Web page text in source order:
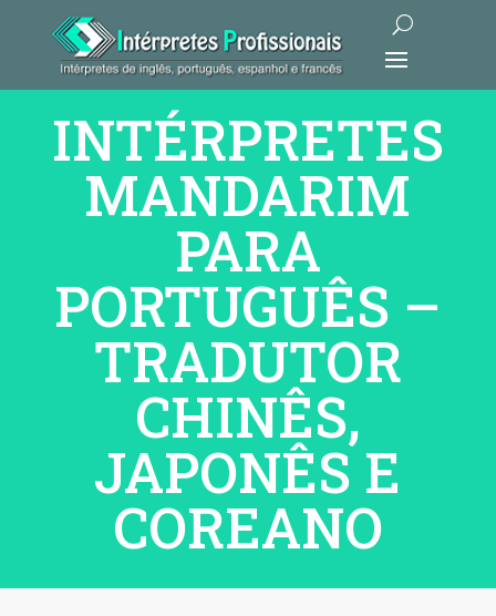
INTÉRPRETES
MANDARIM
PARA
PORTUGUÊS –
TRADUTOR
CHINÊS,
JAPONÊS E
COREANO